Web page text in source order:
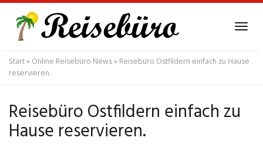
main
content
Start» Online Reisebüro News» Reisebüro Ostfildern einfach zu Hause
reservieren.
Reisebüro Ostfildern einfach zu
Hause reservieren.